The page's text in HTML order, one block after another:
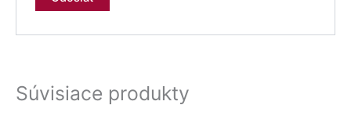
Súvisiace produkty